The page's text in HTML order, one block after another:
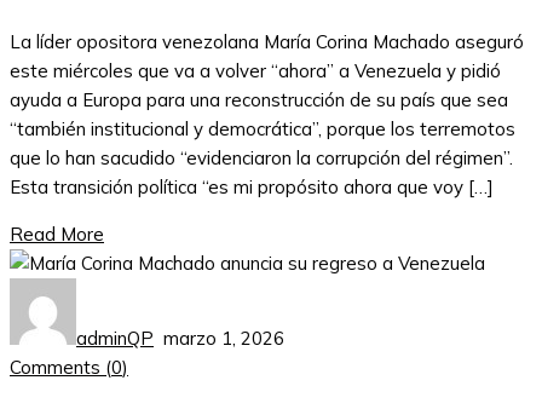
La líder opositora venezolana María Corina Machado aseguró
este miércoles que va a volver “ahora” a Venezuela y pidió
ayuda a Europa para una reconstrucción de su país que sea
“también institucional y democrática”, porque los terremotos
que lo han sacudido “evidenciaron la corrupción del régimen”.
Esta transición política “es mi propósito ahora que voy […]
Read More
adminQP marzo 1, 2026
Comments (0)